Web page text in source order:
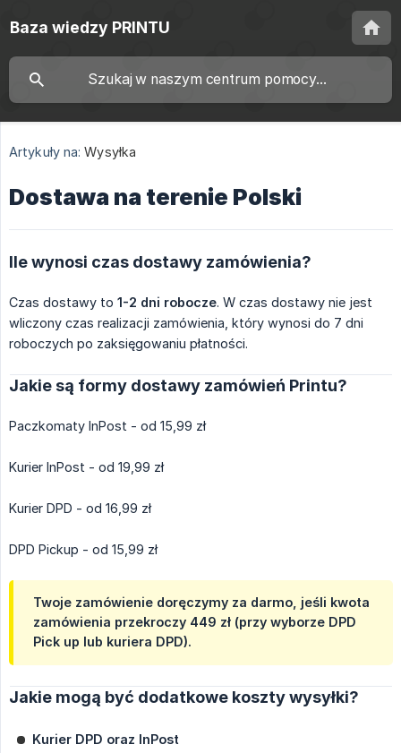
Baza wiedzy PRINTU
Artykuły na: Wysyłka
Dostawa na terenie Polski
Ile wynosi czas dostawy zamówienia?
Czas dostawy to 1-2 dni robocze. W czas dostawy nie jest
wliczony czas realizacji zamówienia, który wynosi do 7 dni
roboczych po zaksięgowaniu płatności.
Jakie są formy dostawy zamówień Printu?
Paczkomaty InPost - od 15,99 zł
Kurier InPost - od 19,99 zł
Kurier DPD - od 16,99 zł
DPD Pickup - od 15,99 zł
Twoje zamówienie doręczymy za darmo, jeśli kwota
zamówienia przekroczy 449 zł (przy wyborze DPD
Pick up lub kuriera DPD).
Jakie mogą być dodatkowe koszty wysyłki?
Kurier DPD oraz InPost